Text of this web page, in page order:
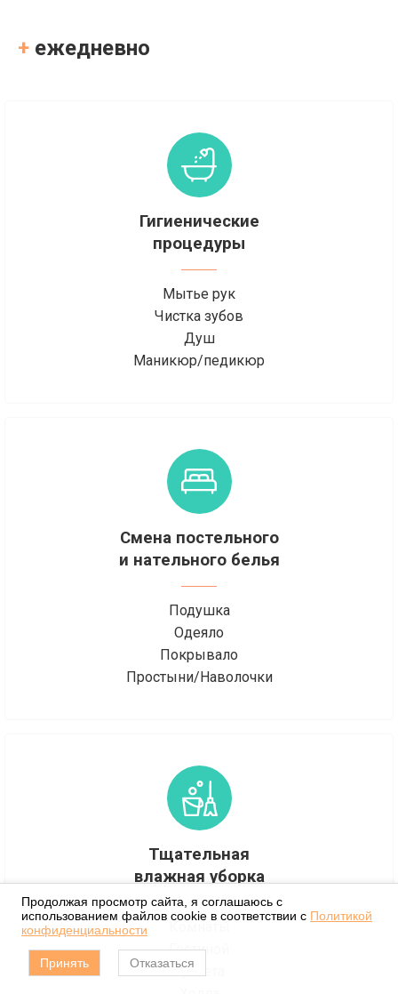
+ ежедневно
Гигиенические
процедуры
Мытье рук
Чистка зубов
Душ
Маникюр/педикюр
Смена постельного
и нательного белья
Подушка
Одеяло
Покрывало
Простыни/Наволочки
Тщательная
влажная уборка
Гостиной
Туалета
Продолжая просмотр сайта, я соглашаюсь с
использованием файлов cookie в соответствии с Политикой
конфиденциальности
Принять Отказаться